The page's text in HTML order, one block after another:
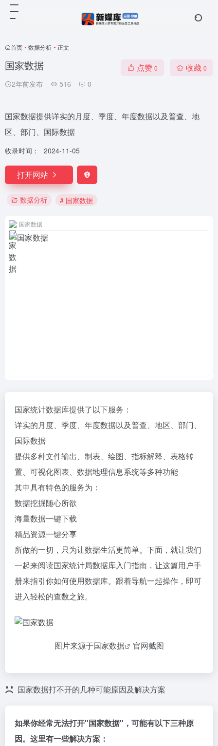
首页 • 数据分析 • 正文
国家数据
2年前发布 516 0
点赞 0 收藏 0
国家数据提供详实的月度、季度、年度数据以及普查、地
区、部门、国际数据
收录时间： 2024-11-05
打开网站
数据分析 # 国家数据
国家数据
国家统计数据库提供了以下服务：
详实的月度、季度、年度数据以及普查、地区、部门、
国际数据
提供多种文件输出、制表、绘图、指标解释、表格转
置、可视化图表、数据地理信息系统等多种功能
其中具有特色的服务为：
数据挖掘随心所欲
海量数据一键下载
精品资源一键分享
所做的一切，只为让数据生活更简单。下面，就让我们
一起来阅读国家统计局数据库入门指南，让这篇用户手
册来指引你如何使用数据库。跟着导航一起操作，即可
进入轻松的查数之旅。
图片来源于国家数据 官网截图
国家数据打不开的几种可能原因及解决方案
如果你经常无法打开"国家数据"，可能有以下三种原
因。这里有一些解决方案：